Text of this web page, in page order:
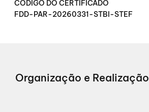
CÓDIGO DO CERTIFICADO
FDD-PAR-20260331-STBI-STEF
Organização e Realização